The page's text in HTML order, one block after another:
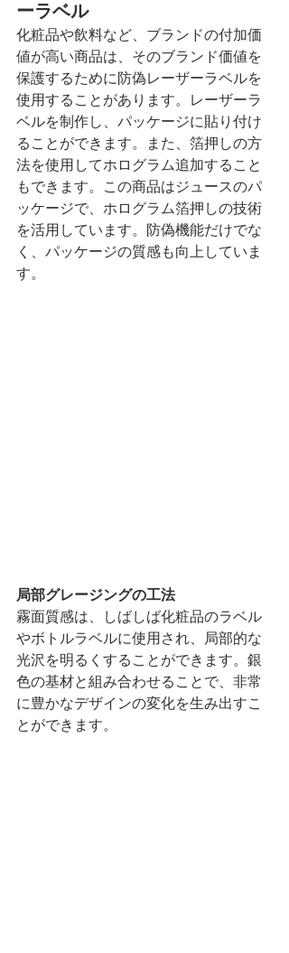
ーラベル
化粧品や飲料など、ブランドの付加価
値が高い商品は、そのブランド価値を
保護するために防偽レーザーラベルを
使用することがあります。レーザーラ
ベルを制作し、パッケージに貼り付け
ることができます。また、箔押しの方
法を使用してホログラム追加すること
もできます。この商品はジュースのパ
ッケージで、ホログラム箔押しの技術
を活用しています。防偽機能だけでな
く、パッケージの質感も向上していま
す。
局部グレージングの工法
霧面質感は、しばしば化粧品のラベル
やボトルラベルに使用され、局部的な
光沢を明るくすることができます。銀
色の基材と組み合わせることで、非常
に豊かなデザインの変化を生み出すこ
とができます。